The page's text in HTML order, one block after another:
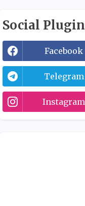
Social Plugin
Facebook
Telegram
Instagram